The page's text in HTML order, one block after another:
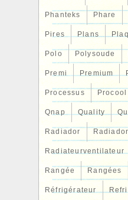
Phanteks Phare
Pires Plans
Polo Polysoude
Premi Premium
Processus Procool
Qnap Quality
Radiador
Radiateurventilateur
Rangée Rangées
Réfrigérateur